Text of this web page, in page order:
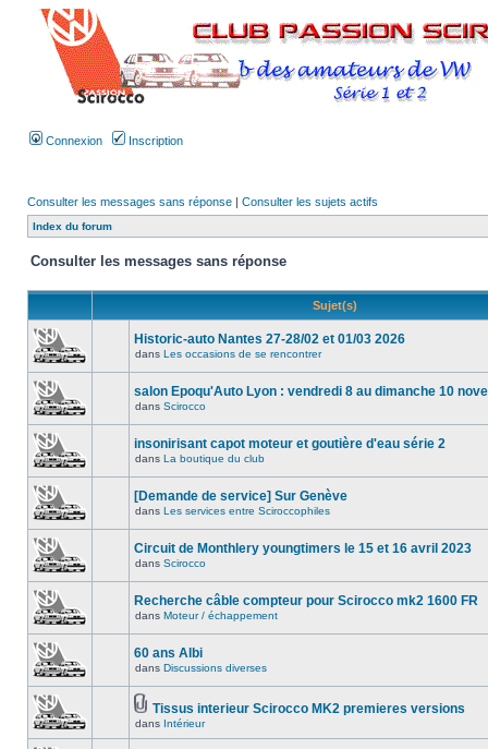
Connexion Inscription
Consulter les messages sans réponse | Consulter les sujets actifs
Index du forum
Consulter les messages sans réponse
Sujet(s)
Historic-auto Nantes 27-28/02 et 01/03 2026
dans Les occasions de se rencontrer
salon Epoqu'Auto Lyon : vendredi 8 au dimanche 10
dans Scirocco
insonirisant capot moteur et goutière d'eau série 2
dans La boutique du club
[Demande de service] Sur Genève
dans Les services entre Sciroccophiles
Circuit de Monthlery youngtimers le 15 et 16 avril 2023
dans Scirocco
Recherche câble compteur pour Scirocco mk2 1600 FR
dans Moteur / échappement
60 ans Albi
dans Discussions diverses
Tissus interieur Scirocco MK2 premieres versions
dans Intérieur